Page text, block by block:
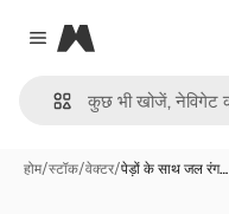
Close menu
Magnific
होम/स्टॉक/वेक्टर/पेड़ों के साथ जल रंग…